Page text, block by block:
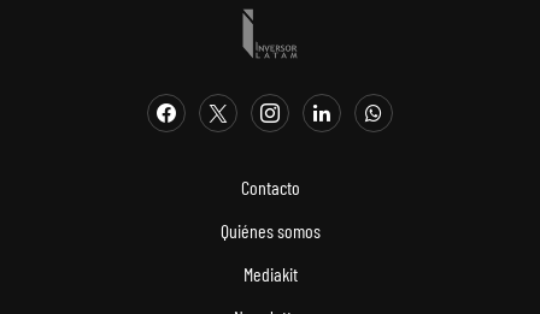
Contacto
Quiénes somos
Mediakit